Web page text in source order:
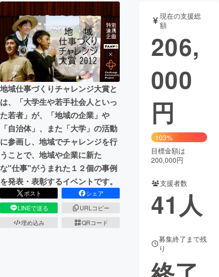
テクノロジー・ガジェット
映像・映画
ビジネス・起業 チャレンジ
まちづくり・地域活性化
CAMPFIRE for Social Good
CAMPFIRE Creation
CAMPFIREふるさと納税machi-ya コミュニティ
地域仕事づくりチャレンジ大賞と
は、「大学生や若手社会人といっ
た若者」が、「地域の企業」や
「自治体」、また「大学」の活動
に参画し、地域でチャレンジを行
うことで、地域や企業に新た
な"仕事"がうまれた１２個の事例
を発表・表彰するイベントです。
ポスト
シェア
LINEで送る
URLコピー
埋め込み
QRコード
現在の支援総
額
206,
000
円
103%
目標金額は
200,000円
支援者数
41 人
募集終了まで残
り